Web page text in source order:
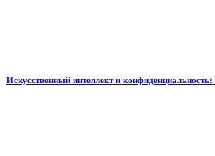
Искусственный интеллект и